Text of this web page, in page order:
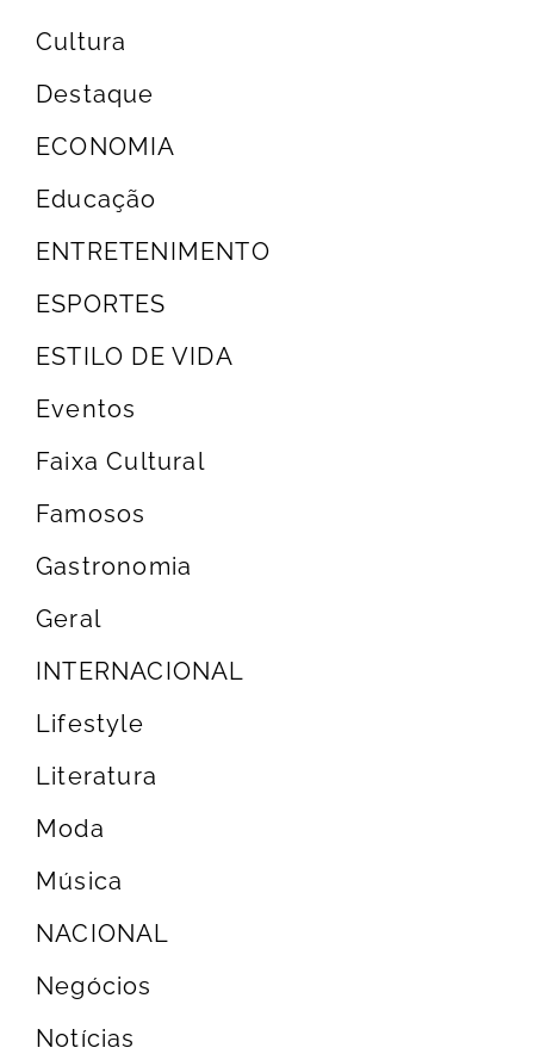
Cultura
Destaque
ECONOMIA
Educação
ENTRETENIMENTO
ESPORTES
ESTILO DE VIDA
Eventos
Faixa Cultural
Famosos
Gastronomia
Geral
INTERNACIONAL
Lifestyle
Literatura
Moda
Música
NACIONAL
Negócios
Notícias